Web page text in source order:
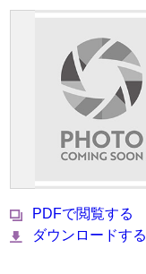
PDFで閲覧する
ダウンロードする